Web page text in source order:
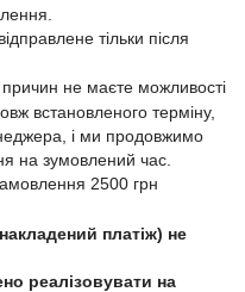
тільки після
не маєте можливості
встановленого терміну,
і ми продовжимо
на зумовлений час.
2500 грн
платіж) не
реалізовувати на